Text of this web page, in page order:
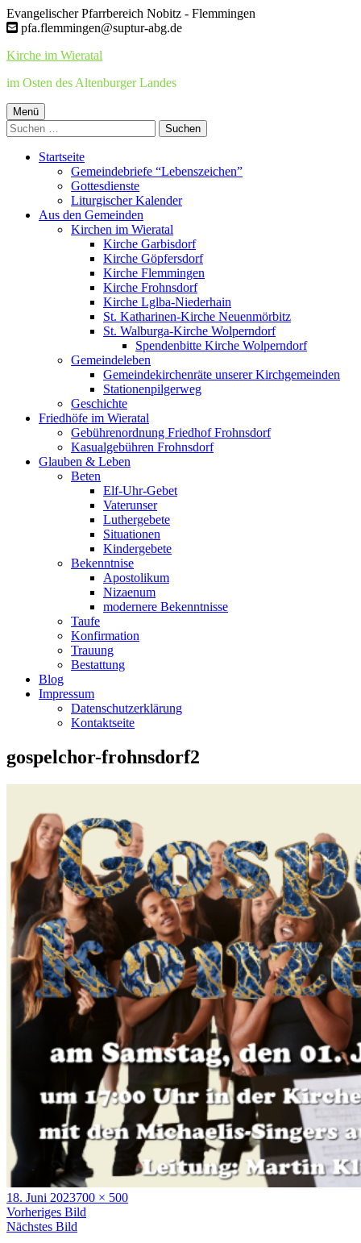
Springe
zum
Evangelischer Pfarrbereich Nobitz - Flemmingen
pfa.flemmingen@suptur-abg.de
Kirche im Wieratal
im Osten des Altenburger Landes
Primäres
Menü
Menü
Suchen
nach:
Startseite
Gemeindebriefe “Lebenszeichen”
Gottesdienste
Liturgischer Kalender
Aus den Gemeinden
Kirchen im Wieratal
Kirche Garbisdorf
Kirche Göpfersdorf
Kirche Flemmingen
Kirche Frohnsdorf
Kirche Lglba-Niederhain
St. Katharinen-Kirche Neuenmörbitz
St. Walburga-Kirche Wolperndorf
Spendenbitte Kirche Wolperndorf
Gemeindeleben
Gemeindekirchenräte unserer Kirchgemeinden
Stationenpilgerweg
Geschichte
Friedhöfe im Wieratal
Gebührenordnung Friedhof Frohnsdorf
Kasualgebühren Frohnsdorf
Glauben & Leben
Beten
Elf-Uhr-Gebet
Vaterunser
Luthergebete
Situationen
Kindergebete
Bekenntnise
Apostolikum
Nizaenum
modernere Bekenntnisse
Taufe
Konfirmation
Trauung
Bestattung
Blog
Impressum
Datenschutzerklärung
Kontaktseite
gospelchor-frohnsdorf2
Veröffentlicht
am
18. Juni 2023Volle
Größe
700 × 500
Vorheriges Bild
Nächstes Bild